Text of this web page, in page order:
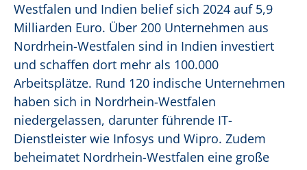
Westfalen und Indien belief sich 2024 auf 5,9
Milliarden Euro. Über 200 Unternehmen aus
Nordrhein-Westfalen sind in Indien investiert
und schaffen dort mehr als 100.000
Arbeitsplätze. Rund 120 indische Unternehmen
haben sich in Nordrhein-Westfalen
niedergelassen, darunter führende IT-
Dienstleister wie Infosys und Wipro. Zudem
beheimatet Nordrhein-Westfalen eine große